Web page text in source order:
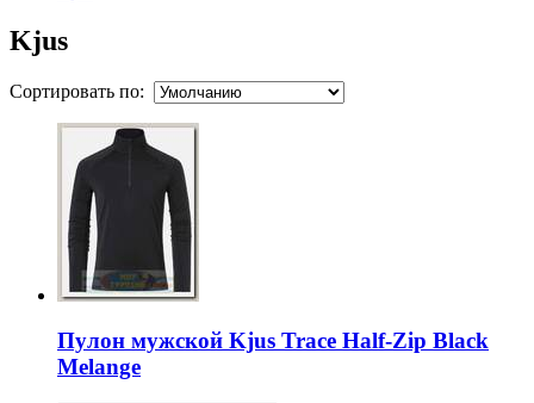
Kjus
Сортировать по:
Пулон мужской Kjus Trace Half-Zip Black
Melange